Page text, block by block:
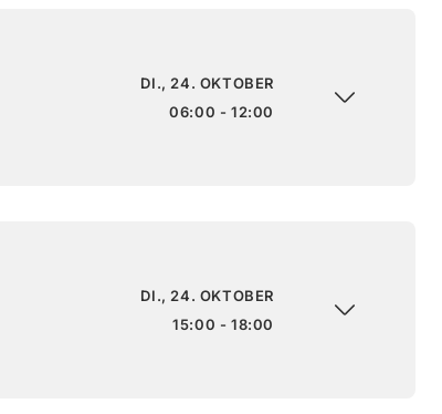
DI., 24. OKTOBER
06:00 - 12:00
DI., 24. OKTOBER
15:00 - 18:00